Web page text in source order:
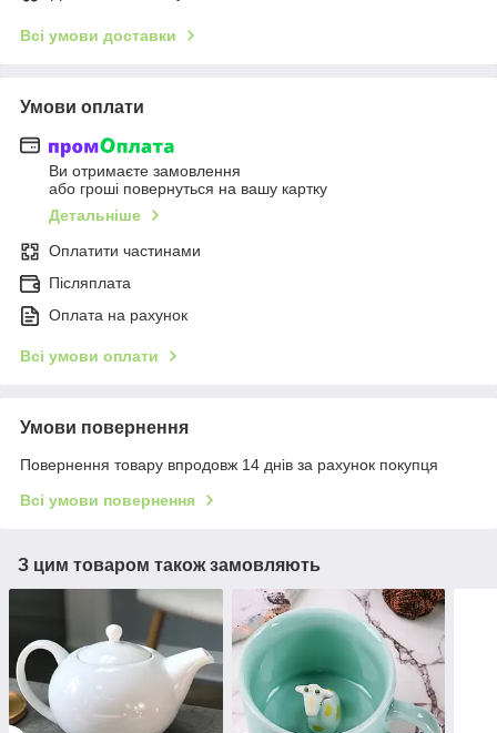
Всі умови доставки
Умови оплати
Ви отримаєте замовлення
або гроші повернуться на вашу картку
Детальніше
Оплатити частинами
Післяплата
Оплата на рахунок
Всі умови оплати
Умови повернення
Повернення товару впродовж 14 днів за рахунок покупця
Всі умови повернення
З цим товаром також замовляють